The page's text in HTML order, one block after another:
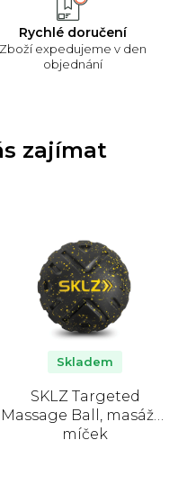
Rychlé doručení
Zboží expedujeme v den
objednání
zajímat
SKLZ Targeted
Massage Ball, masážní
míček
Skladem